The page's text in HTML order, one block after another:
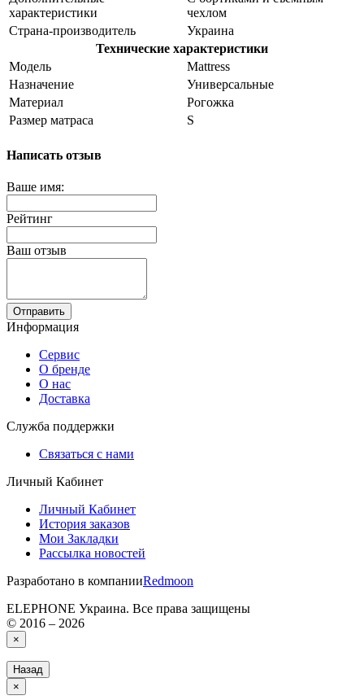
характеристики
чехлом
Страна-производитель
Украина
Технические характеристики
Модель
Mattress
Назначение
Универсальные
Материал
Рогожка
Размер матраса
S
Написать отзыв
Ваше имя:
Рейтинг
Ваш отзыв
Отправить
Информация
Сервис
О бренде
О нас
Доставка
Служба поддержки
Связаться с нами
Личный Кабинет
Личный Кабинет
История заказов
Мои Закладки
Рассылка новостей
Разработано в компанииRedmoon
ELEPHONE Украина. Все права защищены
© 2016 – 2026
×
Назад
×